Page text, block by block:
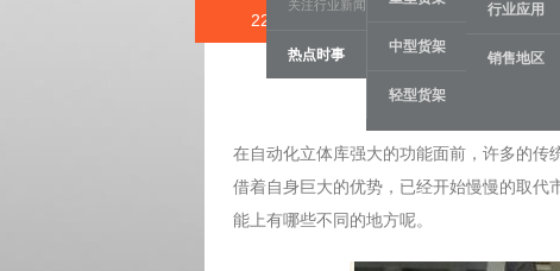
关注行业新闻，推动行业发展。
热点时事 中型货架
轻型货架
物流容器
车间设备
线棒系统
行业应用
销售地区
22 APR 自动化立
在自动化立体库强大的功能面前，许多的传
借着自身巨大的优势，已经开始慢慢的取代
能上有哪些不同的地方呢。